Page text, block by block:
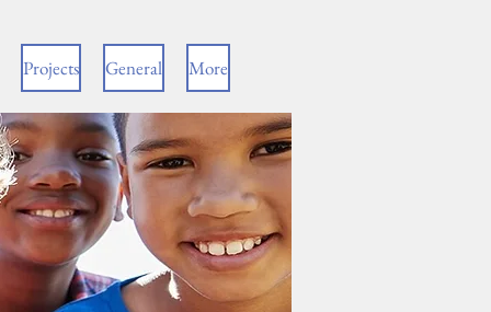
Projects General More